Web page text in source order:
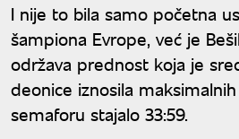
I nije to bila samo početna
šampiona Evrope, već je
održava prednost koja je
deonice iznosila
semaforu stajalo 33:59.